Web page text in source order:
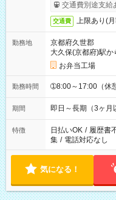
交通費別途支給
交通費 上限あり(
勤務地
京都府久世郡
大久保(京都府)駅か
お弁当工場
勤務時間 ➀8:00～17:00（休
期間 即日～長期（3ヶ月
特徴 日払いOK / 履歴書
集 / 電話対応なし
気になる！